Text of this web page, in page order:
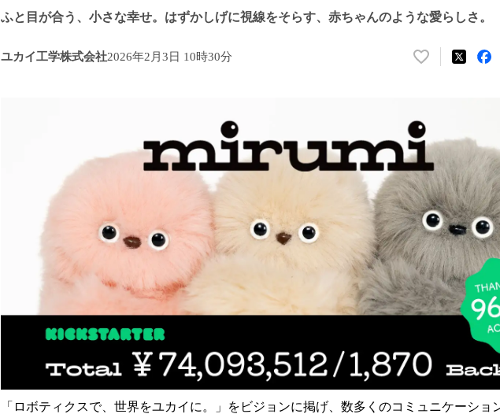
ふと目が合う、小さな幸せ。はずかしげに視線をそらす、赤ちゃんのような愛らしさ。
ユカイ工学株式会社2026年2月3日 10時30分
い
数
を
読
み
込
み
中
で
す
「ロボティクスで、世界をユカイに。」をビジョンに掲げ、数多くのコミュニケーショ